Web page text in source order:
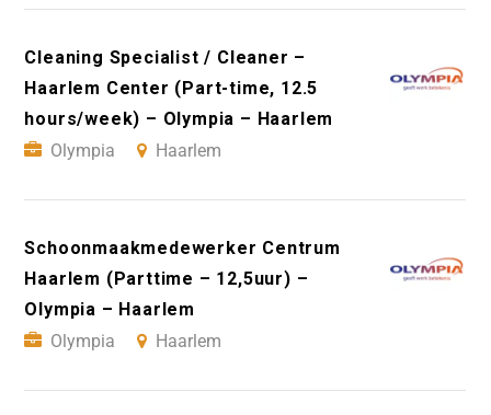
Cleaning Specialist / Cleaner –
Haarlem Center (Part-time, 12.5
hours/week) – Olympia – Haarlem
Olympia
Haarlem
Schoonmaakmedewerker Centrum
Haarlem (Parttime – 12,5uur) –
Olympia – Haarlem
Olympia
Haarlem